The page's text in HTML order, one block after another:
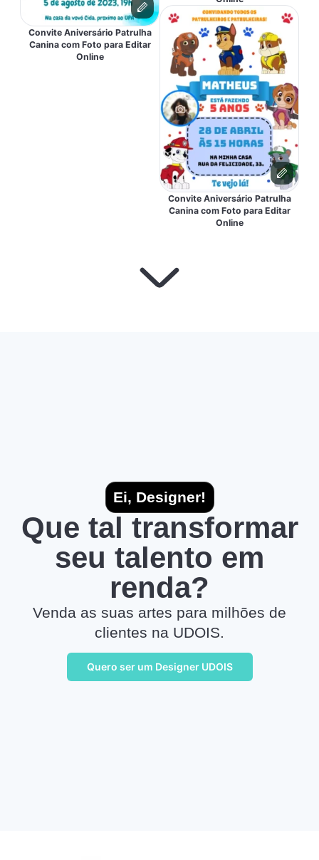
Convite Aniversário Patrulha
Canina com Foto para Editar
Online
Convite Aniversário Patrulha
Canina com Foto para Editar
Online
Ei, Designer!
Que tal transformar
seu talento em
renda?
Venda as suas artes para milhões de
clientes na UDOIS.
Quero ser um Designer UDOIS